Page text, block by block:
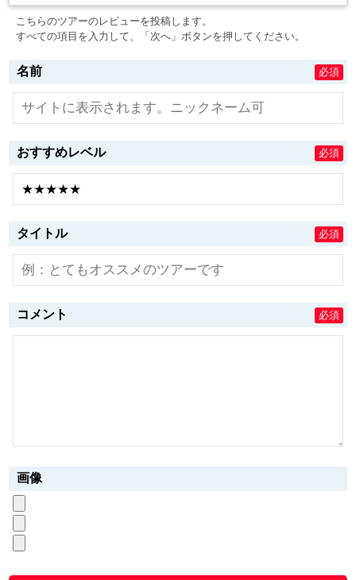
こちらのツアーのレビューを投稿します。
すべての項目を入力して、「次へ」ボタンを押してください。
名前 必須
おすすめレベル 必須
タイトル 必須
コメント 必須
画像